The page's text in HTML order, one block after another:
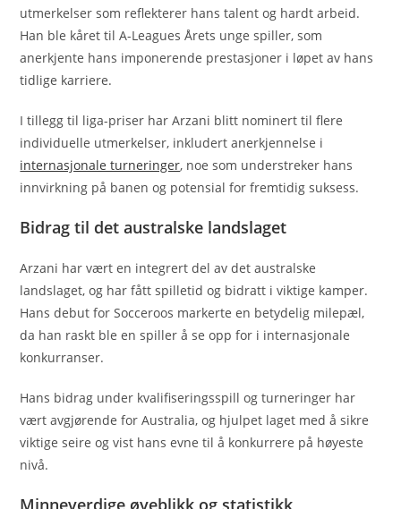
utmerkelser som reflekterer hans talent og hardt arbeid.
Han ble kåret til A-Leagues Årets unge spiller, som
anerkjente hans imponerende prestasjoner i løpet av hans
tidlige karriere.
I tillegg til liga-priser har Arzani blitt nominert til flere
individuelle utmerkelser, inkludert anerkjennelse i
internasjonale turneringer, noe som understreker hans
innvirkning på banen og potensial for fremtidig suksess.
Bidrag til det australske landslaget
Arzani har vært en integrert del av det australske
landslaget, og har fått spilletid og bidratt i viktige kamper.
Hans debut for Socceroos markerte en betydelig milepæl,
da han raskt ble en spiller å se opp for i internasjonale
konkurranser.
Hans bidrag under kvalifiseringsspill og turneringer har
vært avgjørende for Australia, og hjulpet laget med å sikre
viktige seire og vist hans evne til å konkurrere på høyeste
nivå.
Minneverdige øyeblikk og statistikk